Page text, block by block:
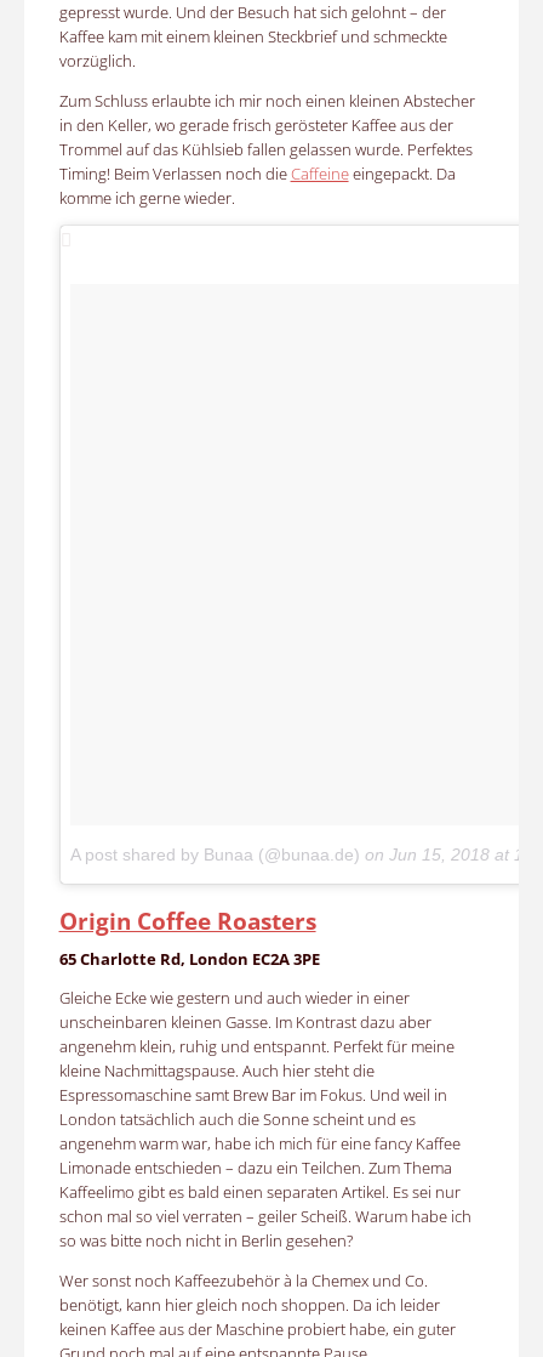
gepresst wurde. Und der Besuch hat sich gelohnt – der
Kaffee kam mit einem kleinen Steckbrief und schmeckte
vorzüglich.
Zum Schluss erlaubte ich mir noch einen kleinen Abstecher
in den Keller, wo gerade frisch gerösteter Kaffee aus der
Trommel auf das Kühlsieb fallen gelassen wurde. Perfektes
Timing! Beim Verlassen noch dieCaffeineeingepackt. Da
komme ich gerne wieder.
A post shared by Bunaa (@bunaa.de) on Jun 15, 2018 at
Origin Coffee Roasters
65 Charlotte Rd, London EC2A 3PE
Gleiche Ecke wie gestern und auch wieder in einer
unscheinbaren kleinen Gasse. Im Kontrast dazu aber
angenehm klein, ruhig und entspannt. Perfekt für meine
kleine Nachmittagspause. Auch hier steht die
Espressomaschine samt Brew Bar im Fokus. Und weil in
London tatsächlich auch die Sonne scheint und es
angenehm warm war, habe ich mich für eine fancy Kaffee
Limonade entschieden – dazu ein Teilchen. Zum Thema
Kaffeelimo gibt es bald einen separaten Artikel. Es sei nur
schon mal so viel verraten – geiler Scheiß. Warum habe ich
so was bitte noch nicht in Berlin gesehen?
Wer sonst noch Kaffeezubehör à la Chemex und Co.
benötigt, kann hier gleich noch shoppen. Da ich leider
keinen Kaffee aus der Maschine probiert habe, ein guter